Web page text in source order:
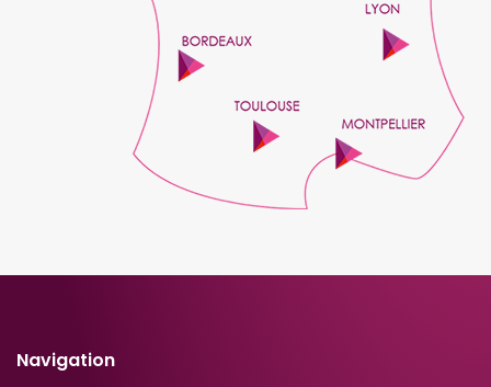
Navigation